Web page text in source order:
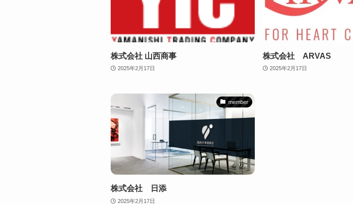
株式会社 山西商事
2025年2月17日
株式会社 ARVAS
2025年2月17日
member
株式会社 日添
2025年2月17日